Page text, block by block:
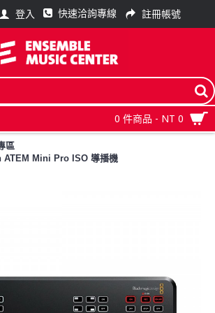
登入 快速洽詢專線 註冊帳號
0 件商品 - NT 0
區
Mini Pro ISO 導播機